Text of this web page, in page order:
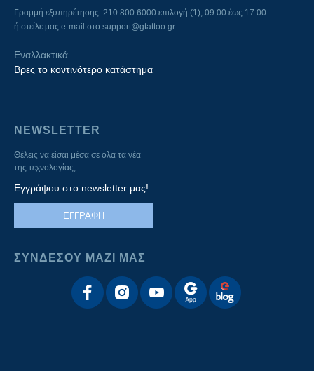
Γραμμή εξυπηρέτησης: 210 800 6000 επιλογή (1), 09:00 έως 17:00
ή στείλε μας e-mail στο support@gtattoo.gr
Εναλλακτικά
Βρες το κοντινότερο κατάστημα
NEWSLETTER
Θέλεις να είσαι μέσα σε όλα τα νέα
της τεχνολογίας;
Εγγράψου στο newsletter μας!
ΕΓΓΡΑΦΗ
ΣΥΝΔΕΣΟΥ ΜΑΖΙ ΜΑΣ